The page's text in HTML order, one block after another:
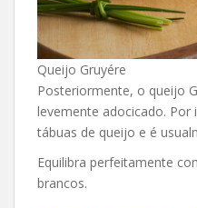
Queijo Gruyére
Posteriormente, o queijo
levemente adocicado. Por
tábuas de queijo e é
Equilibra perfeitamente
brancos.